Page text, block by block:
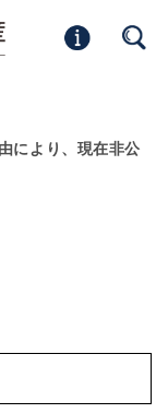
により、現在非公